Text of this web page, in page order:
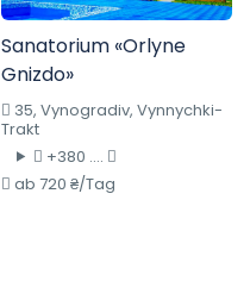
Sanatorium «Orlyne
Gnizdo»
35, Vynogradiv, Vynnychki-
Trakt
+380 ....
ab 720 ₴/Tag